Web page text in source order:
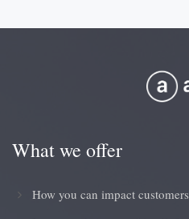
What we offer
How you can impact customers